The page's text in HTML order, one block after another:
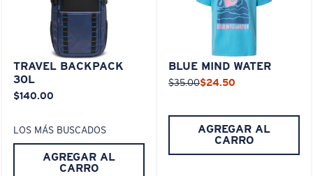
TRAVEL BACKPACK
30L
$140.00
LOS MÁS BUSCADOS
AGREGAR AL
CARRO
BLUE MIND WATER
$35.00$24.50
AGREGAR AL
CARRO